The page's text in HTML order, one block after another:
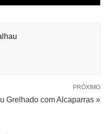
PRÓXIMO
Grelhado com Alcaparras »